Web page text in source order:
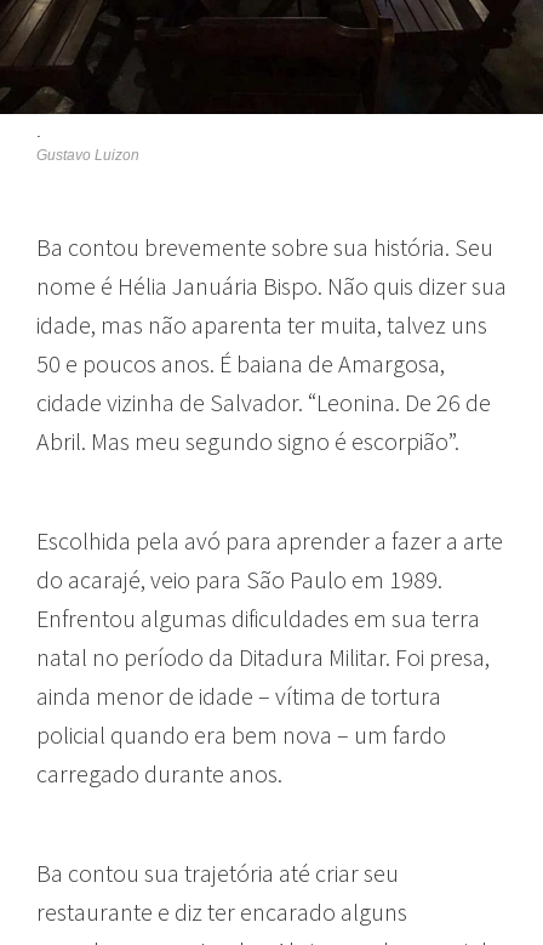
.
Gustavo Luizon
Ba contou brevemente sobre sua história. Seu
nome é Hélia Januária Bispo. Não quis dizer sua
idade, mas não aparenta ter muita, talvez uns
50 e poucos anos. É baiana de Amargosa,
cidade vizinha de Salvador. “Leonina. De 26 de
Abril. Mas meu segundo signo é escorpião”.
Escolhida pela avó para aprender a fazer a arte
do acarajé, veio para São Paulo em 1989.
Enfrentou algumas dificuldades em sua terra
natal no período da Ditadura Militar. Foi presa,
ainda menor de idade – vítima de tortura
policial quando era bem nova – um fardo
carregado durante anos.
Ba contou sua trajetória até criar seu
restaurante e diz ter encarado alguns